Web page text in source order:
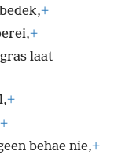
+
+
laat
+
+
behae nie,+